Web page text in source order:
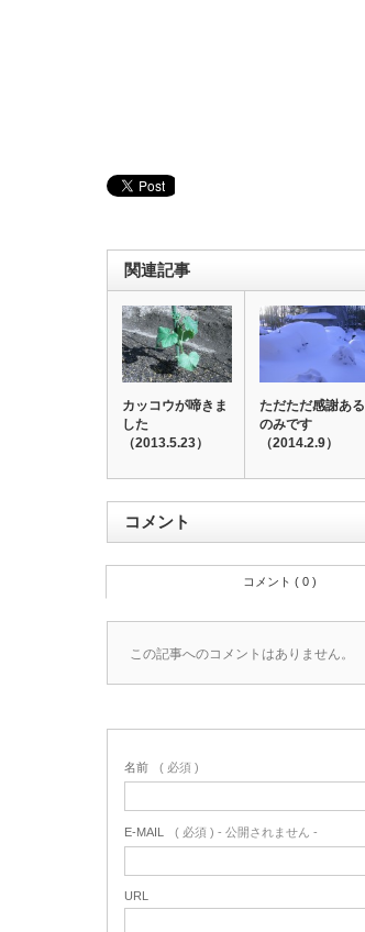
関連記事
カッコウが啼きま
した
（2013.5.23）
ただただ感謝ある
のみです
（2014.2.9）
コメント
コメント ( 0 )
この記事へのコメントはありません。
名前 ( 必須 )
E-MAIL ( 必須 ) - 公開されません -
URL